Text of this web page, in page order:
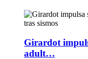
Girardot
adult…